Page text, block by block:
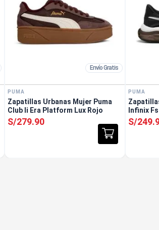
Envío Gratis
PUMA
Zapatillas Urbanas Mujer Puma
Club Ii Era Platform Lux Rojo
S/279.90
PUMA
Infinix
S/249.